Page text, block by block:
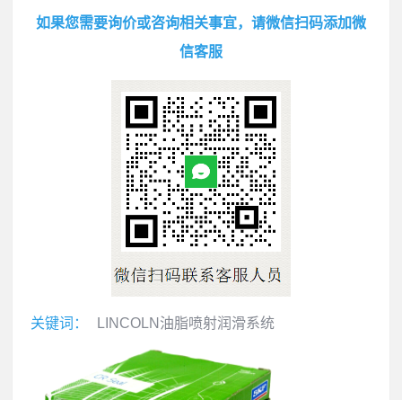
如果您需要询价或咨询相关事宜，请微信扫码添加微
信客服
关键词： LINCOLN油脂喷射润滑系统